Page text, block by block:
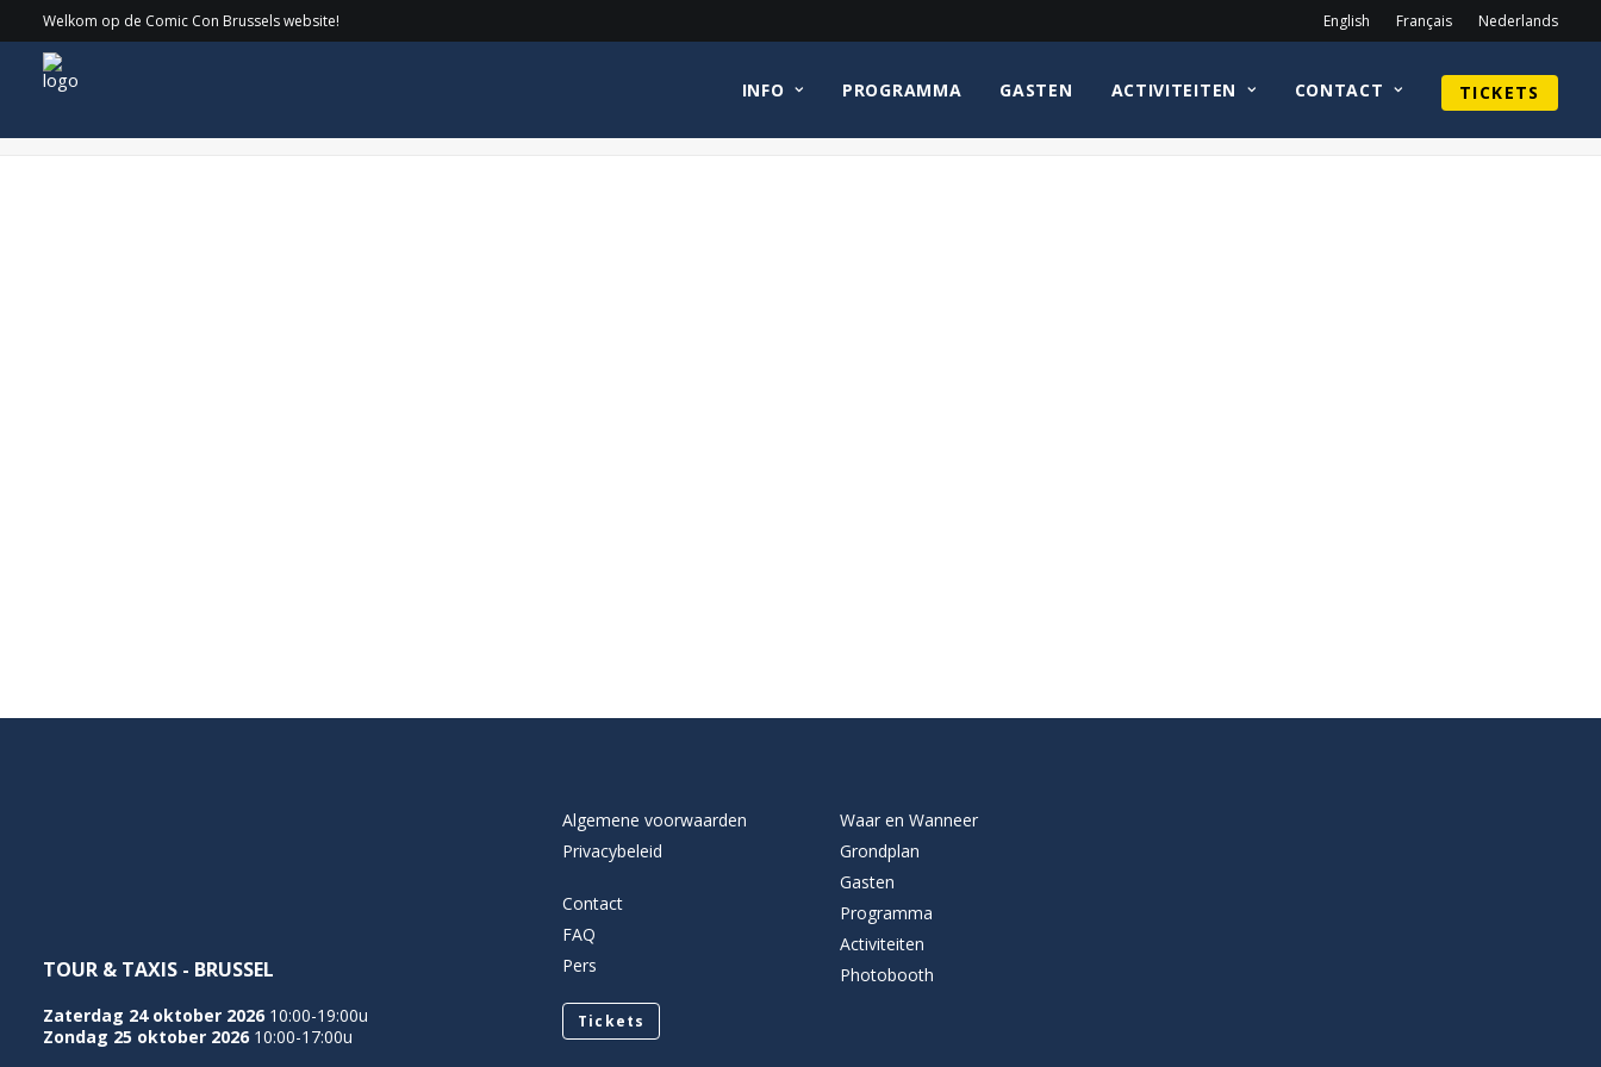
Welkom op de Comic Con Brussels website! English Français Nederlands
INFO PROGRAMMA GASTEN ACTIVITEITEN CONTACT TICKETS
the-l-word Home Jennifer Beals the-l-word
TOUR & TAXIS - BRUSSEL
Zaterdag 24 oktober 2026 10:00-19:00u
Zondag 25 oktober 2026 10:00-17:00u
Algemene voorwaarden
Privacybeleid
Contact
FAQ
Pers
Tickets
Waar en Wanneer
Grondplan
Gasten
Programma
Activiteiten
Photobooth